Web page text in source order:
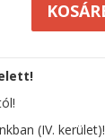
(IV. kerület)!